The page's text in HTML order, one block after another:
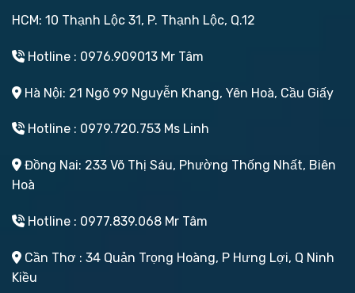
HCM: 10 Thạnh Lộc 31, P. Thạnh Lộc, Q.12
Hotline : 0976.909013 Mr Tâm
Hà Nội: 21 Ngõ 99 Nguyễn Khang, Yên Hoà, Cầu Giấy
Hotline : 0979.720.753 Ms Linh
Đồng Nai: 233 Võ Thị Sáu, Phường Thống Nhất, Biên
Hoà
Hotline : 0977.839.068 Mr Tâm
Cần Thơ : 34 Quản Trọng Hoàng, P Hưng Lợi, Q Ninh
Kiều